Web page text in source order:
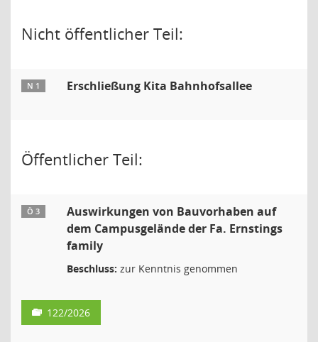
Nicht öffentlicher Teil:
N 1 Erschließung Kita Bahnhofsallee
Öffentlicher Teil:
Ö 3
Auswirkungen von Bauvorhaben auf
dem Campusgelände der Fa. Ernstings
family
Beschluss: zur Kenntnis genommen
122/2026